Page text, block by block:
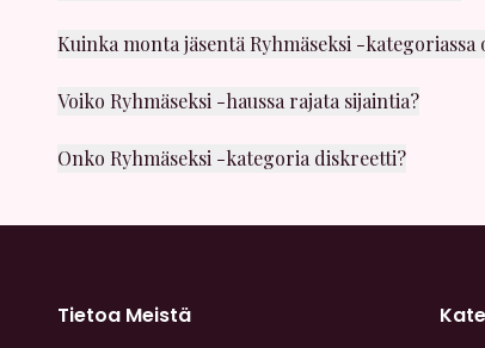
Kuinka monta jäsentä Ryhmäseksi -kategoriassa
Voiko Ryhmäseksi -haussa rajata sijaintia?
Onko Ryhmäseksi -kategoria diskreetti?
Tietoa Meistä